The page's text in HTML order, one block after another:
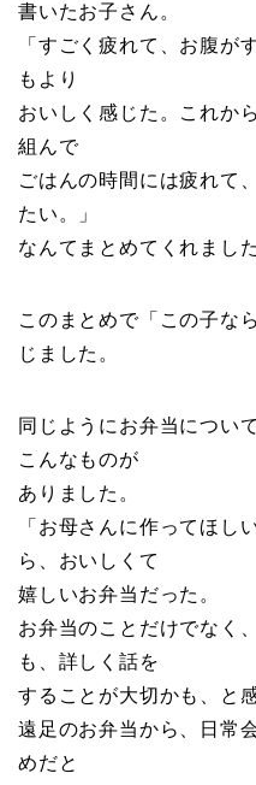
書いたお子さん。
「すごく疲れて、お腹が
もより
おいしく感じた。これか
組んで
ごはんの時間には疲れて
たい。」
なんてまとめてくれました
このまとめで「この子な
じました。
同じようにお弁当につい
こんなものが
ありました。
「お母さんに作ってほし
ら、おいしくて
嬉しいお弁当だった。
お弁当のことだけでなく
も、詳しく話を
することが大切かも、と
遠足のお弁当から、日常
めだと